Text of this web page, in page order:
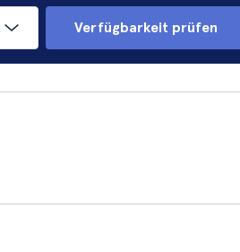
Verfügbarkeit prüfen